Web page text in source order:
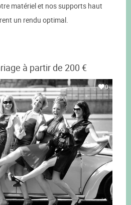
matériel et nos supports haut
un rendu optimal.
à partir de 200 €
0